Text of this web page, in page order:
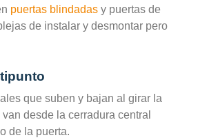
puertas blindadas y puertas de
de instalar y desmontar pero
que suben y bajan al girar la
van desde la cerradura central
de la puerta.